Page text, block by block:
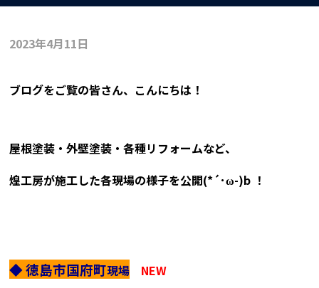
2023年4月11日
ブログをご覧の皆さん、こんにちは！
屋根塗装・外壁塗装・各種リフォームなど、
煌工房が施工した各現場の様子を公開(*´･ω-)b ！
◆ 徳島市国府町現場 NEW